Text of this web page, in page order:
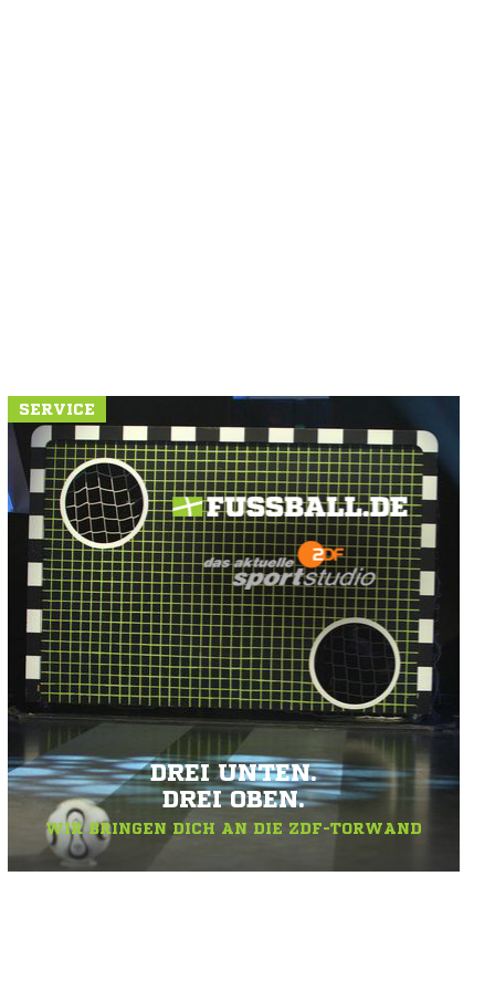
SERVICE
DREI UNTEN.
DREI OBEN.
WIR BRINGEN DICH AN DIE ZDF-TORWAND